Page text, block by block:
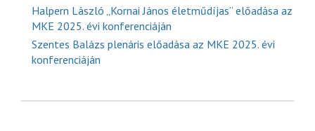
Halpern László „Kornai János életműdíjas” előadása az
MKE 2025. évi konferenciáján
Szentes Balázs plenáris előadása az MKE 2025. évi
konferenciáján